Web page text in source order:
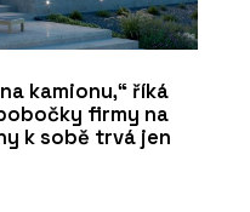
kamionu,“ říká
firmy na
k sobě trvá jen